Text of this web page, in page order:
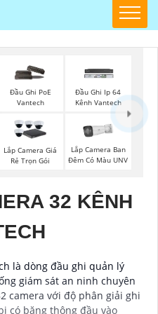
Đầu Ghi PoE
Vantech
Đầu Ghi Ip 64
Kênh Vantech
Lắp Camera Giá
Rẻ Trọn Gói
Lắp Camera Ban
Đêm Có Màu UNV
32 KÊNH
là dòng đầu ghi quản lý
giám sát an ninh chuyên
camera với độ phân giải ghi
có băng thông đầu vào